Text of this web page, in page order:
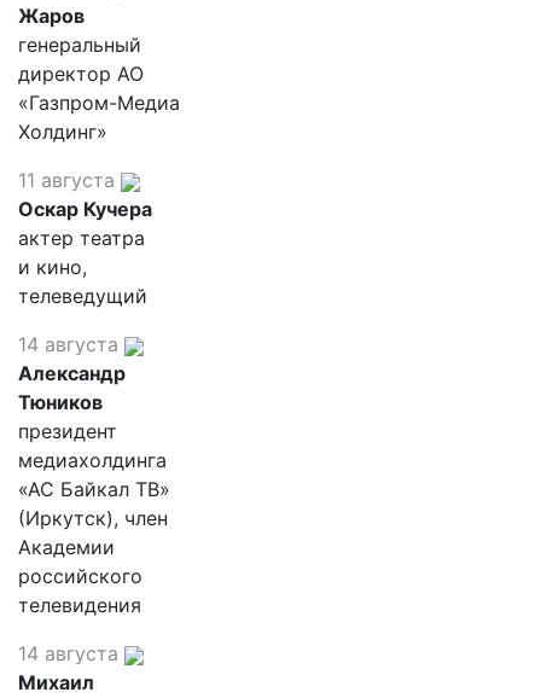
Жаров
генеральный
директор АО
«Газпром-Медиа
Холдинг»
11 августа
Оскар Кучера
актер театра
и кино,
телеведущий
14 августа
Александр
Тюников
президент
медиахолдинга
«АС Байкал ТВ»
(Иркутск), член
Академии
российского
телевидения
14 августа
Михаил